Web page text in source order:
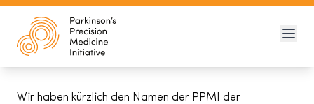
Wir haben kürzlich den Namen der PPMI der